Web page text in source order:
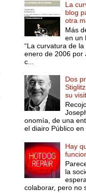
La
blog
otra
Más
en un
“La curvatura de
enero de 2006 por
c...
Dos
su
onomía, de una
el diairo Público
Hay
la
colaborar, pero no